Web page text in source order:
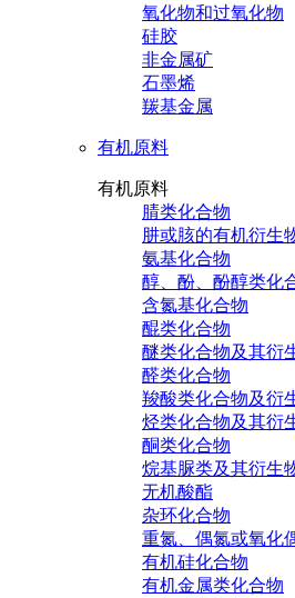
氧化物和过氧化物
硅胶
非金属矿
石墨烯
羰基金属
有机原料
有机原料
腈类化合物
肼或胲的有机衍生
氨基化合物
醇、酚、酚醇类化
含氮基化合物
醌类化合物
醚类化合物及其衍
醛类化合物
羧酸类化合物及衍
烃类化合物及其衍
酮类化合物
烷基脲类及其衍生
无机酸酯
杂环化合物
重氮、偶氮或氧化
有机硅化合物
有机金属类化合物